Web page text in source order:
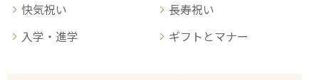
快気祝い
長寿祝い
入学・進学
ギフトとマナー